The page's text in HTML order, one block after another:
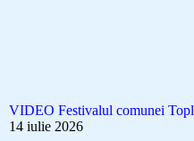
VIDEO Festivalul comunei
14 iulie 2026